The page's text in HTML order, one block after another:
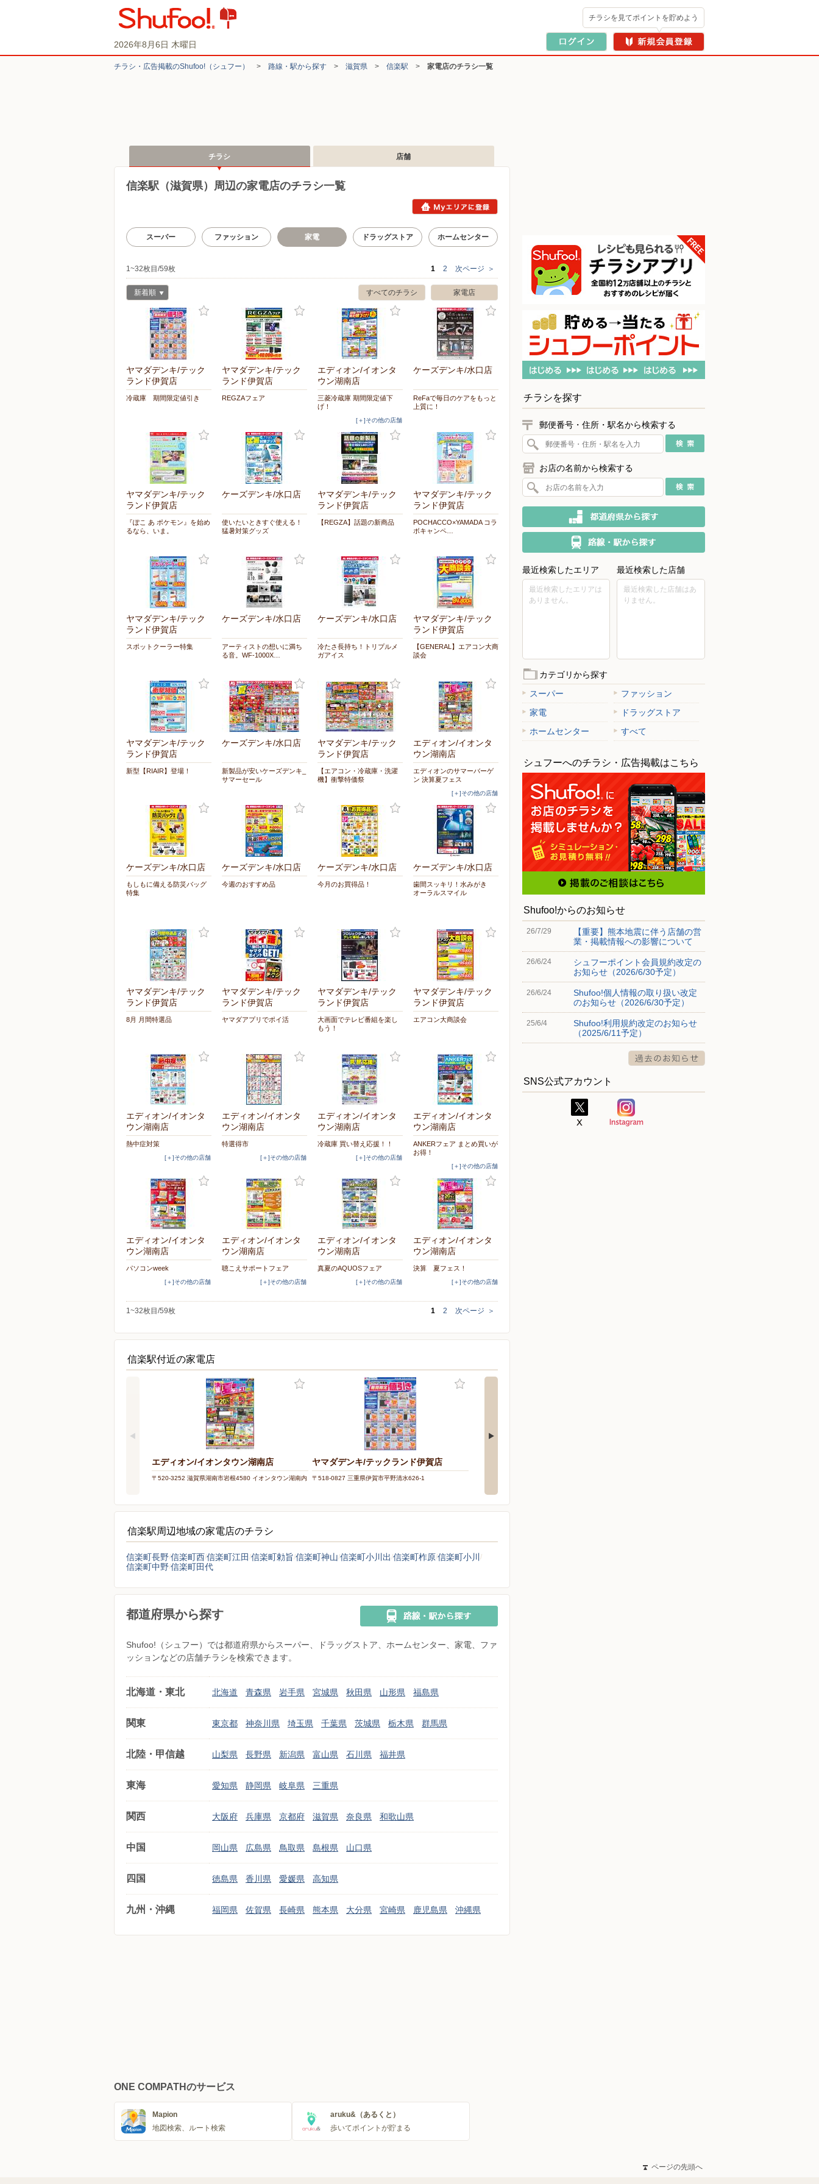
2026年8月6日 木曜日
チラシを見てポイントを貯めよう
チラシ・​広告掲載の​Shufoo!​（シュフー） > 路線・駅から探す > 滋賀県 > 信楽駅 > 家電店のチラシ一覧
チラシ 店舗
信楽駅（滋賀県）周辺の家電店のチラシ一覧
スーパー ファッション 家電 ドラッグストア ホームセンター
1~32枚目/59枚 1 2 次ページ ＞
家電店
すべてのチラシ
新着順
ヤマダデンキ/テック
ランド伊賀店
冷蔵庫 期間限定値引き
ヤマダデンキ/テック
ランド伊賀店
REGZAフェア
エディオン/イオンタ
ウン湖南店
三菱冷蔵庫 期間限定値下
げ！
[＋]その他の店舗
ケーズデンキ/水口店
ReFaで毎日のケアをもっと
上質に！
ヤマダデンキ/テック
ランド伊賀店
『ぽこ あ ポケモン』を始め
るなら、いま。
ケーズデンキ/水口店
使いたいときすぐ使える！
猛暑対策グッズ
ヤマダデンキ/テック
ランド伊賀店
【REGZA】話題の新商品
ヤマダデンキ/テック
ランド伊賀店
POCHACCO×YAMADA コラ
ボキャンペ…
ヤマダデンキ/テック
ランド伊賀店
スポットクーラー特集
ケーズデンキ/水口店
アーティストの想いに満ち
る音。WF-1000X…
ケーズデンキ/水口店
冷たさ長持ち！トリプルメ
ガアイス
ヤマダデンキ/テック
ランド伊賀店
【GENERAL】エアコン大商
談会
ヤマダデンキ/テック
ランド伊賀店
新型【RIAIR】登場！
ケーズデンキ/水口店
新製品が安いケーズデンキ_
サマーセール
ヤマダデンキ/テック
ランド伊賀店
【エアコン・冷蔵庫・洗濯
機】衝撃特価祭
エディオン/イオンタ
ウン湖南店
エディオンのサマーバーゲ
ン 決算夏フェス
[＋]その他の店舗
ケーズデンキ/水口店
もしもに備える防災バッグ
特集
ケーズデンキ/水口店
今週のおすすめ品
ケーズデンキ/水口店
今月のお買得品！
ケーズデンキ/水口店
歯間スッキリ！水みがき
オーラルスマイル
ヤマダデンキ/テック
ランド伊賀店
8月 月間特選品
ヤマダデンキ/テック
ランド伊賀店
ヤマダアプリでポイ活
ヤマダデンキ/テック
ランド伊賀店
大画面でテレビ番組を楽し
もう！
ヤマダデンキ/テック
ランド伊賀店
エアコン大商談会
エディオン/イオンタ
ウン湖南店
熱中症対策
[＋]その他の店舗
エディオン/イオンタ
ウン湖南店
特選得市
[＋]その他の店舗
エディオン/イオンタ
ウン湖南店
冷蔵庫 買い替え応援！！
[＋]その他の店舗
エディオン/イオンタ
ウン湖南店
ANKERフェア まとめ買いが
お得！
[＋]その他の店舗
エディオン/イオンタ
ウン湖南店
パソコンweek
[＋]その他の店舗
エディオン/イオンタ
ウン湖南店
聴こえサポートフェア
[＋]その他の店舗
エディオン/イオンタ
ウン湖南店
真夏のAQUOSフェア
[＋]その他の店舗
エディオン/イオンタ
ウン湖南店
決算 夏フェス！
[＋]その他の店舗
1~32枚目/59枚 1 2 次ページ ＞
信楽駅付近の家電店
エディオン/イオンタウン湖南店
〒520-3252 滋賀県湖南市岩根4580 イオンタウン湖南内
ヤマダデンキ/テックランド伊賀店
〒518-0827 三重県伊賀市平野清水626-1
信楽駅周辺地域の家電店のチラシ
信楽町長野信楽町西信楽町江田 信楽町勅旨 信楽町神山 信楽町小川出 信楽町柞原信楽町小川
信楽町中野信楽町田代
都道府県から探す
Shufoo!（シュフー）では都道府県からスーパー、ドラッグストア、ホームセンター、家電、ファ
ッションなどの店舗チラシを検索できます。
北海道・東北 北海道 青森県 岩手県 宮城県 秋田県 山形県 福島県
関東 東京都 神奈川県 埼玉県 千葉県 茨城県 栃木県 群馬県
北陸・甲信越 山梨県 長野県 新潟県 富山県 石川県 福井県
東海 愛知県 静岡県 岐阜県 三重県
関西 大阪府 兵庫県 京都府 滋賀県 奈良県 和歌山県
中国 岡山県 広島県 鳥取県 島根県 山口県
四国 徳島県 香川県 愛媛県 高知県
九州・沖縄 福岡県 佐賀県 長崎県 熊本県 大分県 宮崎県 鹿児島県 沖縄県
チラシを探す
郵便番号・住所・駅名から検索する
お店の名前から検索する
最近検索したエリア
最近検索したエリアは
ありません。
最近検索した店舗
最近検索した店舗はあ
りません。
カテゴリから探す
スーパー
ファッション
家電
ドラッグストア
ホームセンター
すべて
シュフーへのチラシ・広告掲載はこちら
Shufoo!からのお知らせ
26/7/29
【重要】熊本地震に伴う店舗の営
業・掲載情報への影響について
26/6/24
シュフーポイント会員規約改定の
お知らせ（2026/6/30予定）
26/6/24
Shufoo!個人情報の取り扱い改定
のお知らせ（2026/6/30予定）
25/6/4
Shufoo!利用規約改定のお知らせ
（2025/6/11予定）
SNS公式アカウント
ONE COMPATHのサービス
Mapion
地図検索、ルート検索
aruku&（あるくと）
歩いてポイントが貯まる
ページの先頭へ